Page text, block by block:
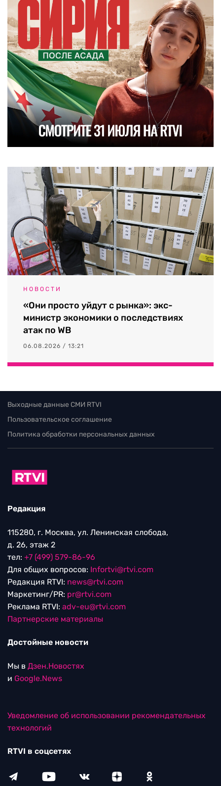
НОВОСТИ
«Они просто уйдут с рынка»: экс-
министр экономики о последствиях
атак по WB
06.08.2026 / 13:21
Выходные данные СМИ RTVI
Пользовательское соглашение
Политика обработки персональных данных
Редакция
115280, г. Москва, ул. Ленинская слобода,
д. 26, этаж 2
тел: +7 (499) 579-86-96
Для общих вопросов: Infortvi@rtvi.com
Редакция RTVI: news@rtvi.com
Маркетинг/PR: pr@rtvi.com
Реклама RTVI: adv-eu@rtvi.com
Партнерские материалы
Достойные новости
Мы в Дзен.Новостях
и Google.News
Уведомление об использовании рекомендательных
технологий
RTVI в соцсетях